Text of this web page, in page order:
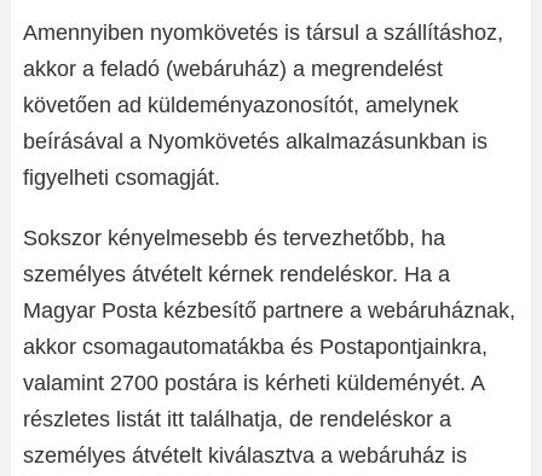
Amennyiben nyomkövetés is társul a szállításhoz,
akkor a feladó (webáruház) a megrendelést
követően ad küldeményazonosítót, amelynek
beírásával a Nyomkövetés alkalmazásunkban is
figyelheti csomagját.
Sokszor kényelmesebb és tervezhetőbb, ha
személyes átvételt kérnek rendeléskor. Ha a
Magyar Posta kézbesítő partnere a webáruháznak,
akkor csomagautomatákba és Postapontjainkra,
valamint 2700 postára is kérheti küldeményét. A
részletes listát itt találhatja, de rendeléskor a
személyes átvételt kiválasztva a webáruház is